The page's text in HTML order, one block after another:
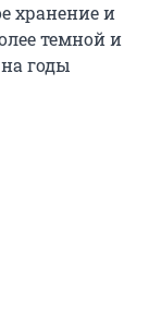
хранение и
темной и
годы